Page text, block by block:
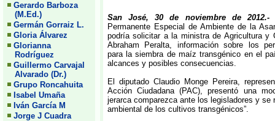
Gerardo Barboza
(M.Ed.)
Germán Gorraiz L.
Gloria Álvarez
Glorianna
Rodríguez
Guillermo Carvajal
Alvarado (Dr.)
Grupo Roncahuita
Isabel Umaña
Iván García M
Jorge J Cuadra
San José, 30 de noviembre de
Permanente Especial de Ambiente de la
podría solicitar a la ministra de Agricultura y
Abraham Peralta, información sobre los
para la siembra de maíz transgénico en el
alcances y posibles consecuencias.
El diputado Claudio Monge Pereira,
Acción Ciudadana (PAC), presentó una
jerarca comparezca ante los legisladores y se
ambiental de los cultivos transgénicos”.